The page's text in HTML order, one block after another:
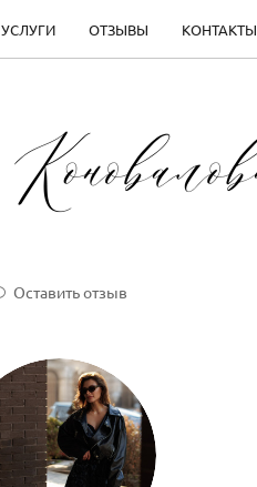
УСЛУГИ ОТЗЫВЫ КОНТАКТЫ
Оставить отзыв